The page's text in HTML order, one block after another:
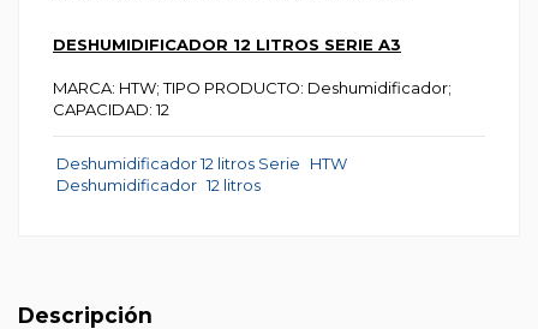
DESHUMIDIFICADOR 12 LITROS SERIE A3
MARCA: HTW; TIPO PRODUCTO: Deshumidificador;
CAPACIDAD: 12
Deshumidificador 12 litros Serie
HTW
Deshumidificador 12 litros
Descripción